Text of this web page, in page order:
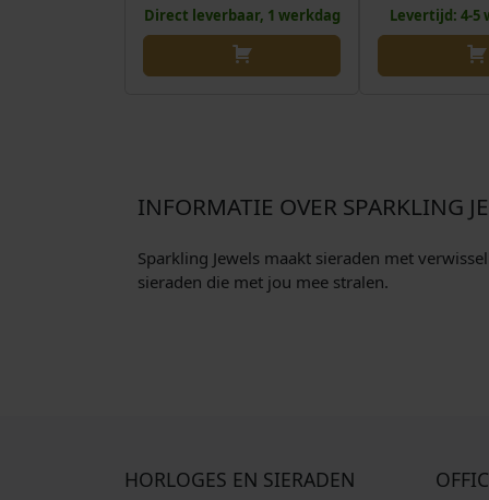
Direct leverbaar, 1 werkdag Levertijd: 4-5
INFORMATIE OVER SPARKLING
Sparkling Jewels maakt sieraden met
sieraden die met jou mee stralen.
HORLOGES EN SIERADEN